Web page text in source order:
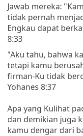
Jawab mereka:
tidak pernah
Engkau dapat
8:33
"Aku tahu, bahwa
tetapi kamu
firman-Ku tidak
Yohanes 8:37
Apa yang Kulihat
dan demikian juga
kamu dengar dari